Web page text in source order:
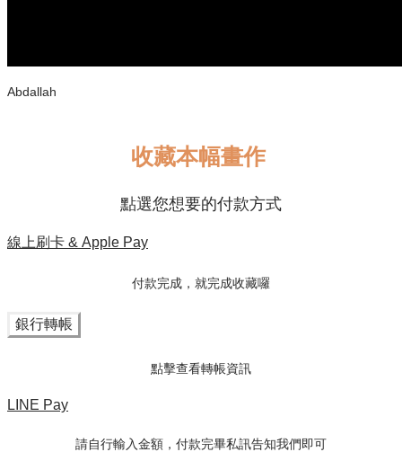
Abdallah
收藏本幅畫作
點選您想要的付款方式
線上刷卡 & Apple Pay
付款完成，就完成收藏囉
銀行轉帳
點擊查看轉帳資訊
LINE Pay
請自行輸入金額，付款完畢私訊告知我們即可